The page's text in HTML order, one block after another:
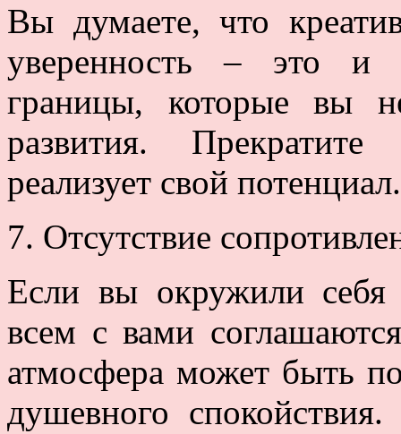
Вы думаете, что
уверенность – это и
границы, которые вы
развития.
реализует свой потенциал.
7. Отсутствие
Если вы окружили
всем с вами
атмосфера может быть
душевного